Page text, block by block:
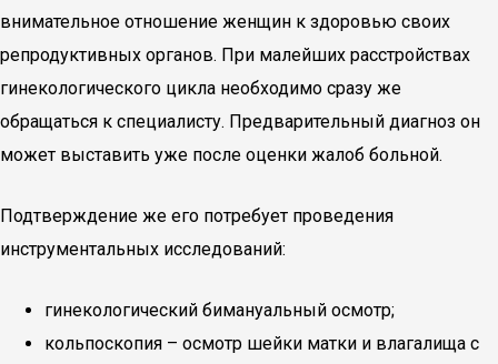
внимательное отношение женщин к здоровью своих
репродуктивных органов. При малейших расстройствах
гинекологического цикла необходимо сразу же
обращаться к специалисту. Предварительный диагноз он
может выставить уже после оценки жалоб больной.
Подтверждение же его потребует проведения
инструментальных исследований:
гинекологический бимануальный осмотр;
кольпоскопия – осмотр шейки матки и влагалища с